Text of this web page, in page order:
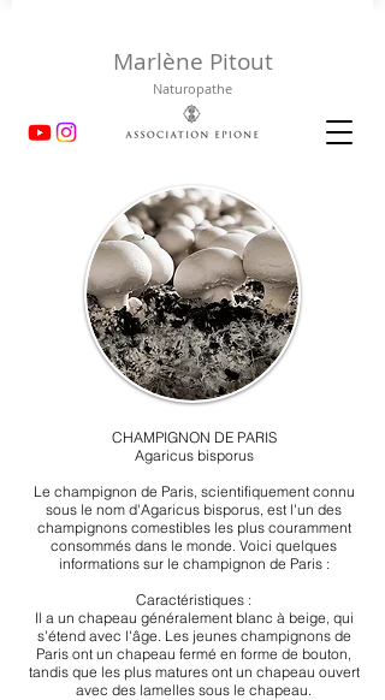
Marlène Pitout
Naturopathe
CHAMPIGNON DE PARIS
Agaricus bisporus
Le champignon de Paris, scientifiquement connu
sous le nom d'Agaricus bisporus, est l'un des
champignons comestibles les plus couramment
consommés dans le monde. Voici quelques
informations sur le champignon de Paris :
Caractéristiques :
Il a un chapeau généralement blanc à beige, qui
s'étend avec l'âge. Les jeunes champignons de
Paris ont un chapeau fermé en forme de bouton,
tandis que les plus matures ont un chapeau ouvert
avec des lamelles sous le chapeau.